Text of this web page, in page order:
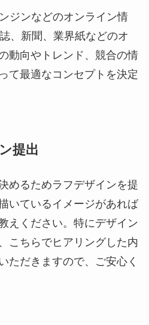
ジンなどのオンライン情
、新聞、業界紙などのオ
動向やトレンド、競合の情
て最適なコンセプトを決定
提出
めるためラフデザインを提
いているイメージがあれば
えください。特にデザイン
こちらでヒアリングした内
ただきますので、ご安心く